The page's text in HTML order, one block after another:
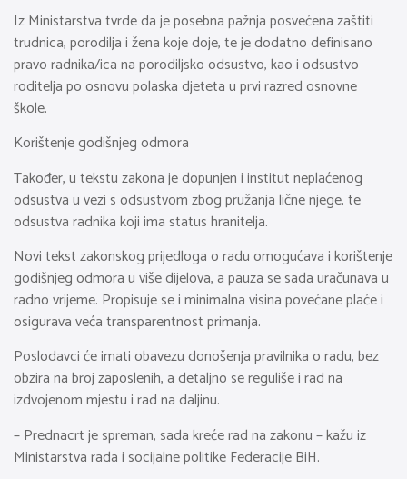
Iz Ministarstva tvrde da je posebna pažnja posvećena zaštiti
trudnica, porodilja i žena koje doje, te je dodatno definisano
pravo radnika/ica na porodiljsko odsustvo, kao i odsustvo
roditelja po osnovu polaska djeteta u prvi razred osnovne
škole.
Korištenje godišnjeg odmora
Također, u tekstu zakona je dopunjen i institut neplaćenog
odsustva u vezi s odsustvom zbog pružanja lične njege, te
odsustva radnika koji ima status hranitelja.
Novi tekst zakonskog prijedloga o radu omogućava i korištenje
godišnjeg odmora u više dijelova, a pauza se sada uračunava u
radno vrijeme. Propisuje se i minimalna visina povećane plaće i
osigurava veća transparentnost primanja.
Poslodavci će imati obavezu donošenja pravilnika o radu, bez
obzira na broj zaposlenih, a detaljno se reguliše i rad na
izdvojenom mjestu i rad na daljinu.
– Prednacrt je spreman, sada kreće rad na zakonu – kažu iz
Ministarstva rada i socijalne politike Federacije BiH.